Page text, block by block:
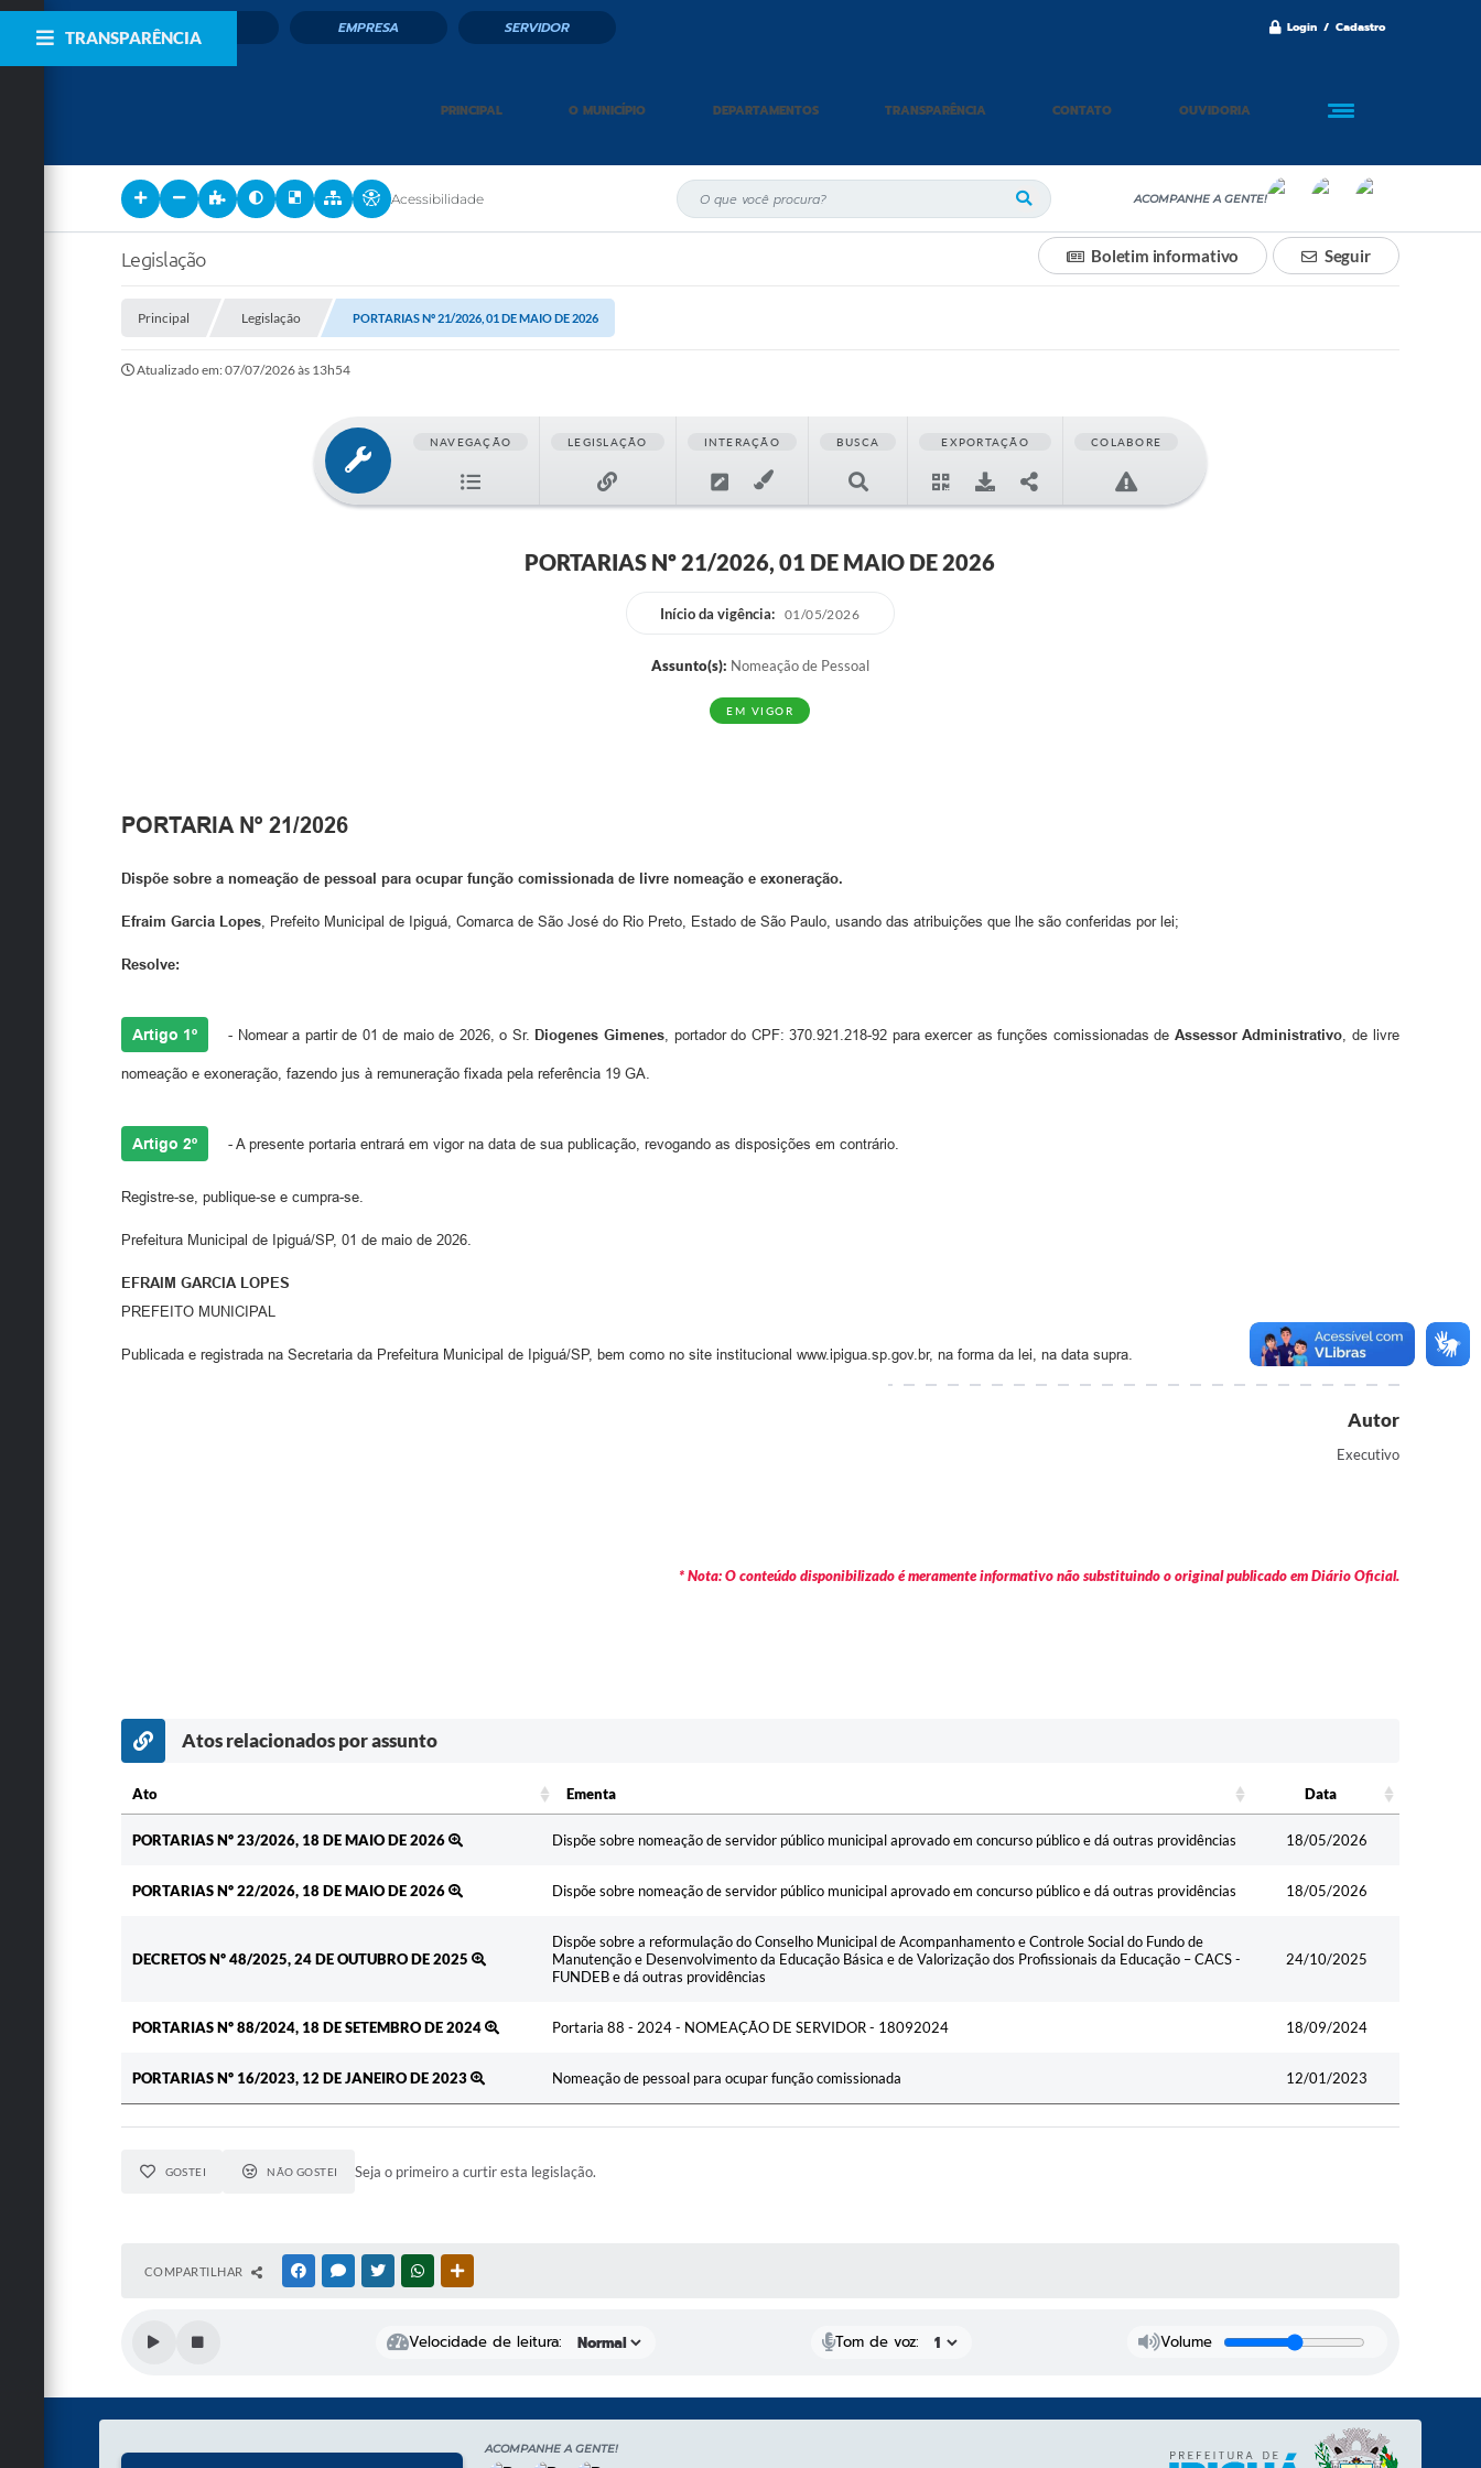
Login / Cadastro
CIDADÃO EMPRESA SERVIDOR
PRINCIPAL O MUNICÍPIO DEPARTAMENTOS TRANSPARÊNCIA CONTATO OUVIDORIA
Acessibilidade ACOMPANHE A GENTE!
TRANSPARÊNCIA
Legislação Seguir
Boletim informativo
Principal Legislação PORTARIAS Nº 21/2026, 01 DE MAIO DE 2026
Atualizado em: 07/07/2026 às 13h54
NAVEGAÇÃO LEGISLAÇÃO INTERAÇÃO BUSCA EXPORTAÇÃO COLABORE
PORTARIAS Nº 21/2026, 01 DE MAIO DE 2026
Início da vigência: 01/05/2026
Assunto(s): Nomeação de Pessoal
EM VIGOR
PORTARIA Nº 21/2026
Dispõe sobre a nomeação de pessoal para ocupar função comissionada de livre nomeação e exoneração.
Efraim Garcia Lopes, Prefeito Municipal de Ipiguá, Comarca de São José do Rio Preto, Estado de São Paulo, usando das atribuições que lhe são conferidas por lei;
Resolve:
Artigo 1º - Nomear a partir de 01 de maio de 2026, o Sr. Diogenes Gimenes, portador do CPF: 370.921.218-92 para exercer as funções comissionadas de Assessor Administrativo, de livre
nomeação e exoneração, fazendo jus à remuneração fixada pela referência 19 GA.
Artigo 2º - A presente portaria entrará em vigor na data de sua publicação, revogando as disposições em contrário.
Registre-se, publique-se e cumpra-se.
Prefeitura Municipal de Ipiguá/SP, 01 de maio de 2026.
EFRAIM GARCIA LOPES
PREFEITO MUNICIPAL
Publicada e registrada na Secretaria da Prefeitura Municipal de Ipiguá/SP, bem como no site institucional www.ipigua.sp.gov.br, na forma da lei, na data supra.
Autor
Executivo
* Nota: O conteúdo disponibilizado é meramente informativo não substituindo o original publicado em Diário Oficial.
Atos relacionados por assunto
Ato Ementa
Data
PORTARIAS Nº 23/2026, 18 DE MAIO DE 2026
Dispõe sobre nomeação de servidor público municipal aprovado em concurso público e dá outras providências 18/05/2026
PORTARIAS Nº 22/2026, 18 DE MAIO DE 2026 Dispõe sobre nomeação de servidor público municipal aprovado em concurso público e dá outras providências 18/05/2026
DECRETOS Nº 48/2025, 24 DE OUTUBRO DE 2025
Dispõe sobre a reformulação do Conselho Municipal de Acompanhamento e Controle Social do Fundo de
Manutenção e Desenvolvimento da Educação Básica e de Valorização dos Profissionais da Educação – CACS -
FUNDEB e dá outras providências
24/10/2025
PORTARIAS Nº 88/2024, 18 DE SETEMBRO DE 2024 Portaria 88 - 2024 - NOMEAÇÃO DE SERVIDOR - 18092024 18/09/2024
PORTARIAS Nº 16/2023, 12 DE JANEIRO DE 2023 Nomeação de pessoal para ocupar função comissionada 12/01/2023
GOSTEI NÃO GOSTEI Seja o primeiro a curtir esta legislação.
COMPARTILHAR FACEBOOKMESSENGER
TWITTERWHATSAPP
Velocidade de leitura: Tom de voz: Volume
ACOMPANHE A GENTE!